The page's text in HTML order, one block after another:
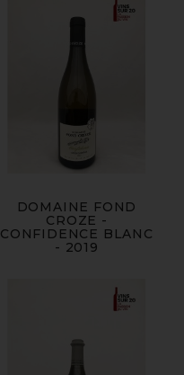
DOMAINE FOND
CROZE -
CONFIDENCE BLANC
- 2019